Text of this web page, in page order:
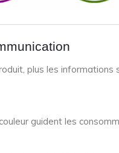
plus les
guident les